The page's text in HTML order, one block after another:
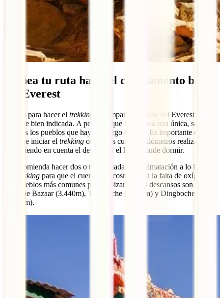
Planea tu ruta hasta el campamento base
del Everest
La ruta para hacer el trekking
al campamento base del Everest está
bastante bien indicada. A pesar de que la ruta sea una única, son
muchos los pueblos que hay a lo largo de ésta. Es importante que
antes de iniciar el trekking organices cuántos kilómetros realizaras al
día teniendo en cuenta el desnivel y el lugar dónde dormir.
Se recomienda hacer dos o tres jornadas de aclimatación a lo largo
trekking para que el cuerpo se acostumbre a la falta de oxígeno.
Los pueblos más comunes para realizar dichos descansos son
Namche Bazaar (3.440m), Tengboche (3.860m) y Dingboche
(4.410m).